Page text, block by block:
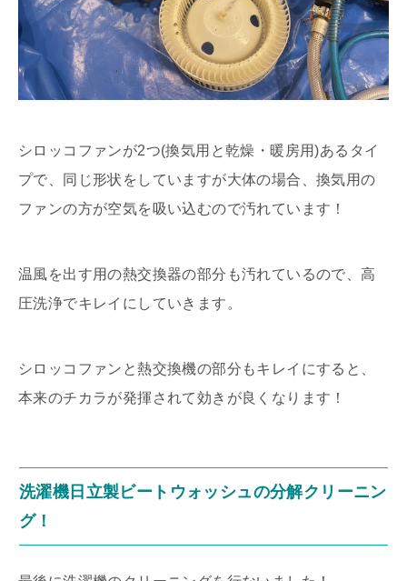
シロッコファンが2つ(換気用と乾燥・暖房用)あるタイ
プで、同じ形状をしていますが大体の場合、換気用の
ファンの方が空気を吸い込むので汚れています！
温風を出す用の熱交換器の部分も汚れているので、高
圧洗浄でキレイにしていきます。
シロッコファンと熱交換機の部分もキレイにすると、
本来のチカラが発揮されて効きが良くなります！
洗濯機日立製ビートウォッシュの分解クリーニン
グ！